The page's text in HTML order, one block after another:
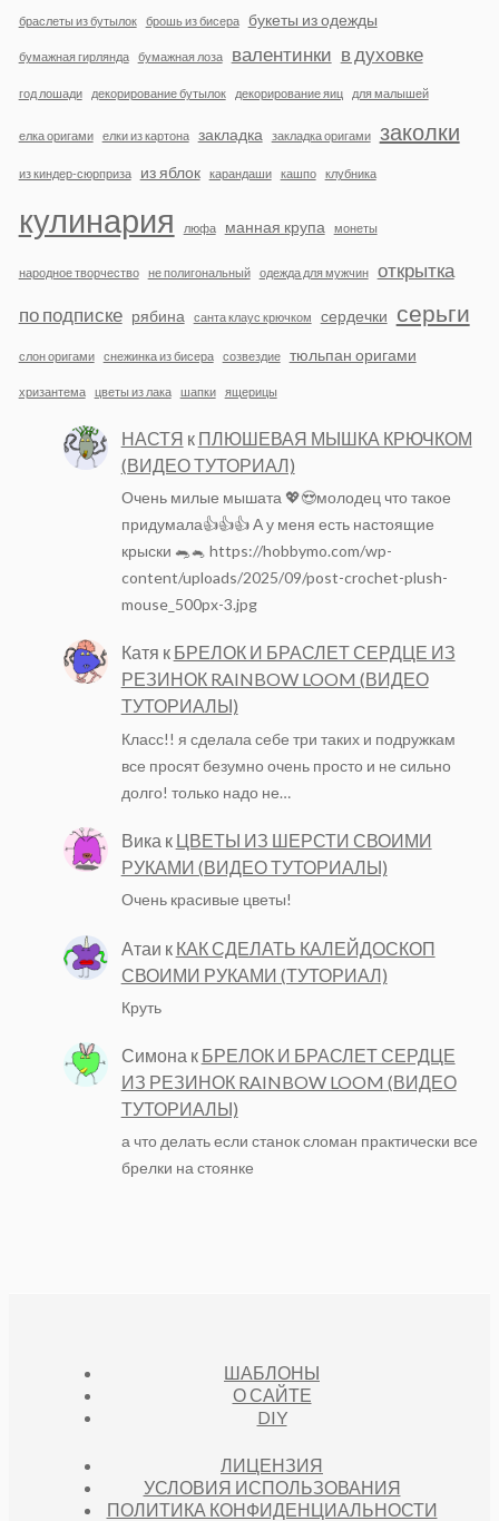
браслеты из бутылок брошь из бисера букеты из одежды
бумажная гирлянда бумажная лоза валентинки в духовке
год лошади декорирование бутылок декорирование яиц для малышей
елка оригами елки из картона закладка закладка оригами заколки
из киндер-сюрприза из яблок карандаши кашпо клубника
кулинария люфа манная крупа монеты
народное творчество не полигональный одежда для мужчин
открытка
по подписке рябина санта клаус крючком сердечки серьги
слон оригами снежинка из бисера созвездие тюльпан оригами
хризантема цветы из лака шапки ящерицы
НАСТЯ к ПЛЮШЕВАЯ МЫШКА КРЮЧКОМ
(ВИДЕО ТУТОРИАЛ)
Очень милые мышата 💖😍молодец что такое
придумала👍👍👍 А у меня есть настоящие
крыски 🐀🐁 https://hobbymo.com/wp-
content/uploads/2025/09/post-crochet-plush-
mouse_500px-3.jpg
Катя к БРЕЛОК И БРАСЛЕТ СЕРДЦЕ ИЗ
РЕЗИНОК RAINBOW LOOM (ВИДЕО
ТУТОРИАЛЫ)
Класс!! я сделала себе три таких и подружкам
все просят безумно очень просто и не сильно
долго! только надо не…
Вика к ЦВЕТЫ ИЗ ШЕРСТИ СВОИМИ
РУКАМИ (ВИДЕО ТУТОРИАЛЫ)
Очень красивые цветы!
Атаи к КАК СДЕЛАТЬ КАЛЕЙДОСКОП
СВОИМИ РУКАМИ (ТУТОРИАЛ)
Круть
Симона к БРЕЛОК И БРАСЛЕТ СЕРДЦЕ
ИЗ РЕЗИНОК RAINBOW LOOM (ВИДЕО
ТУТОРИАЛЫ)
а что делать если станок сломан практически все
брелки на стоянке
ШАБЛОНЫ
О САЙТЕ
DIY
ЛИЦЕНЗИЯ
УСЛОВИЯ ИСПОЛЬЗОВАНИЯ
ПОЛИТИКА КОНФИДЕНЦИАЛЬНОСТИ